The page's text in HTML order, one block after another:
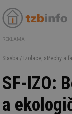
REKLAMA
Stavba / Izolace, střechy a
SF-IZO:
a